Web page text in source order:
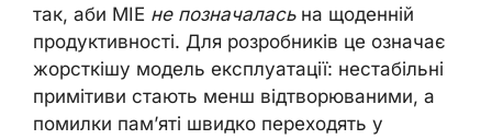
так, аби MIE не позначаласьна щоденній
продуктивності. Для розробників це означає
жорсткішу модель експлуатації: нестабільні
примітиви стають менш відтворюваними, а
помилки пам’яті швидко переходять у